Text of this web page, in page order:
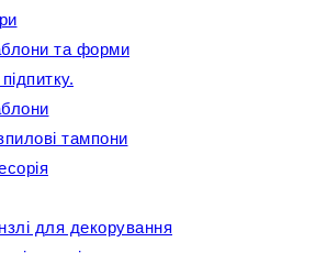
та форми
тампони
для декорування